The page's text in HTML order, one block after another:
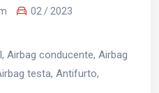
02 / 2023
Airbag conducente, Airbag
testa, Antifurto,